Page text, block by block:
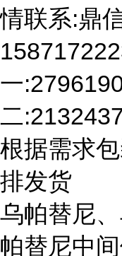
情联系:鼎
一
二
根据需求
排发货
乌帕替尼
帕替尼中